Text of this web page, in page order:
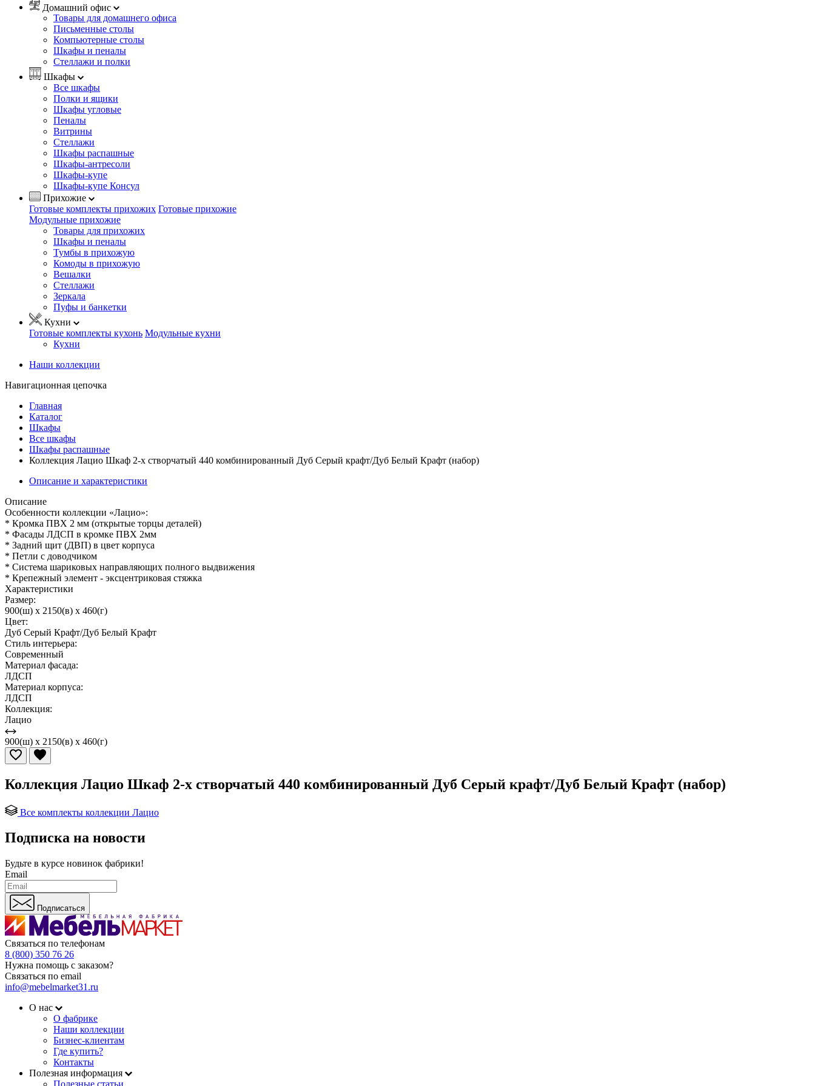
Домашний офис
Товары для домашнего офиса
Письменные столы
Компьютерные столы
Шкафы и пеналы
Стеллажи и полки
Шкафы
Все шкафы
Полки и ящики
Шкафы угловые
Пеналы
Витрины
Стеллажи
Шкафы распашные
Шкафы-антресоли
Шкафы-купе
Шкафы-купе Консул
Прихожие
Готовые комплекты прихожих Готовые прихожие
Модульные прихожие
Товары для прихожих
Шкафы и пеналы
Тумбы в прихожую
Комоды в прихожую
Вешалки
Стеллажи
Зеркала
Пуфы и банкетки
Кухни
Готовые комплекты кухонь Модульные кухни
Кухни
Наши коллекции
Навигационная цепочка
Главная
Каталог
Шкафы
Все шкафы
Шкафы распашные
Коллекция Лацио Шкаф 2-х створчатый 440 комбинированный Дуб Серый крафт/Дуб Белый Крафт (набор)
Описание и характеристики
Описание
Особенности коллекции «Лацио»:
* Кромка ПВХ 2 мм (открытые торцы деталей)
* Фасады ЛДСП в кромке ПВХ 2мм
* Задний щит (ДВП) в цвет корпуса
* Петли с доводчиком
* Система шариковых направляющих полного выдвижения
* Крепежный элемент - эксцентриковая стяжка
Характеристики
Размер:
900(ш) x 2150(в) x 460(г)
Цвет:
Дуб Серый Крафт/Дуб Белый Крафт
Стиль интерьера:
Современный
Материал фасада:
ЛДСП
Материал корпуса:
ЛДСП
Коллекция:
Лацио
900(ш) x 2150(в) x 460(г)
Коллекция Лацио Шкаф 2-х створчатый 440 комбинированный Дуб Серый крафт/Дуб Белый Крафт (набор)
Все комплекты коллекции Лацио
Подписка на новости
Будьте в курсе новинок фабрики!
Email
Подписаться
Связаться по телефонам
8 (800) 350 76 26
Нужна помощь с заказом?
Связаться по email
info@mebelmarket31.ru
О нас
О фабрике
Наши коллекции
Бизнес-клиентам
Где купить?
Контакты
Полезная информация